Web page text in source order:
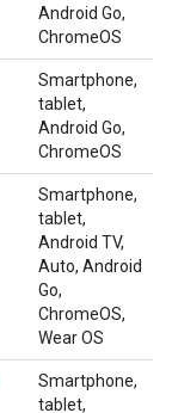
Android Go,
ChromeOS
Smartphone,
tablet,
Android Go,
ChromeOS
Smartphone,
tablet,
Android TV,
Auto, Android
Go,
ChromeOS,
Wear OS
Smartphone,
tablet,